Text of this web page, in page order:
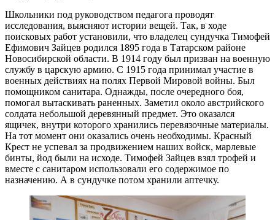
Школьники под руководством педагога проводят
исследования, выясняют истории вещей. Так, в ходе
поисковых работ установили, что владелец сундучка Тимофей
Ефимович Зайцев родился 1895 года в Татарском районе
Новосибирской области. В 1914 году был призван на военную
службу в царскую армию. С 1915 года принимал участие в
военных действиях на полях Первой Мировой войны. Был
помощником санитара. Однажды, после очередного боя,
помогал вытаскивать раненных. Заметил около австрийского
солдата небольшой деревянный предмет. Это оказался
ящичек, внутри которого хранились перевязочные материалы.
На тот момент они оказались очень необходимы. Красный
Крест не успевал за продвижением наших войск, марлевые
бинты, йод были на исходе. Тимофей Зайцев взял трофей и
вместе с санитаром использовали его содержимое по
назначению. А в сундучке потом хранили аптечку.